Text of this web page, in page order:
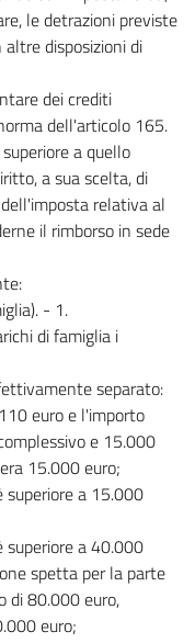
le detrazioni previste
disposizioni di
dei crediti
dell'articolo 165.
a quello
a sua scelta, di
relativa al
il rimborso in sede
- 1.
di famiglia i
separato:
euro e l'importo
e 15.000
15.000 euro;
superiore a 15.000
superiore a 40.000
spetta per la parte
di 80.000 euro,
euro;